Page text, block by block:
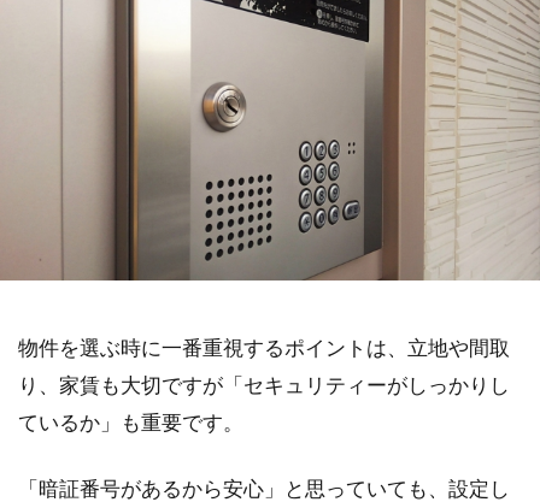
物件を選ぶ時に一番重視するポイントは、立地や間取
り、家賃も大切ですが「セキュリティーがしっかりし
ているか」も重要です。
「暗証番号があるから安心」と思っていても、設定し